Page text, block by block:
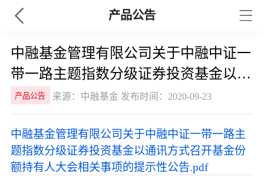
产品公告
中融基金管理有限公司关于中融中证一
带一路主题指数分级证券投资基金以通
讯方式召开基金份额持有人大会相关事
项的提示性公告
产品公告 来源：中融基金 发布时间：2020-09-23
中融基金管理有限公司关于中融中证一带一路主
题指数分级证券投资基金以通讯方式召开基金份
额持有人大会相关事项的提示性公告.pdf